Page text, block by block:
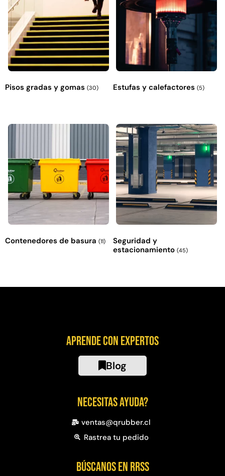
Pisos gradas y gomas (30) Estufas y calefactores (5)
Contenedores de basura (11)
Seguridad y
estacionamiento (45)
Aprende con expertos
Blog
Necesitas ayuda?
ventas@qrubber.cl
Rastrea tu pedido
Búscanos en RRSS